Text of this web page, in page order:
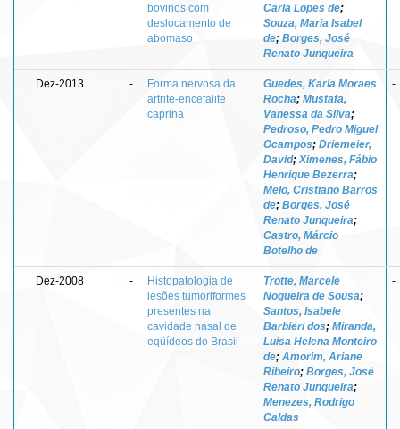
bovinos com
deslocamento de
abomaso
Carla Lopes de;
Souza, Maria Isabel
de; Borges, José
Renato Junqueira
Dez-2013 -
Forma nervosa da
artrite-encefalite
caprina
Guedes, Karla Moraes
Rocha; Mustafa,
Vanessa da Silva;
Pedroso, Pedro Miguel
Ocampos; Driemeier,
David; Ximenes, Fábio
Henrique Bezerra;
Melo, Cristiano Barros
de; Borges, José
Renato Junqueira;
Castro, Márcio
Botelho de
-
Dez-2008 -
Histopatologia de
lesões tumoriformes
presentes na
cavidade nasal de
eqüídeos do Brasil
Trotte, Marcele
Nogueira de Sousa;
Santos, Isabele
Barbieri dos; Miranda,
Luisa Helena Monteiro
de; Amorim, Ariane
Ribeiro; Borges, José
Renato Junqueira;
Menezes, Rodrigo
Caldas
-